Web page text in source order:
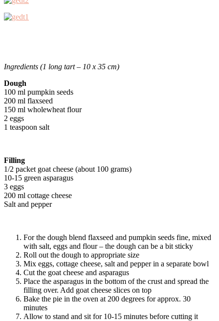
Ingredients (1 long tart – 10 x 35 cm)
Dough
100 ml pumpkin seeds
200 ml flaxseed
150 ml wholewheat flour
2 eggs
1 teaspoon salt
Filling
1/2 packet goat cheese (about 100 grams)
10-15 green asparagus
3 eggs
200 ml cottage cheese
Salt and pepper
For the dough blend flaxseed and pumpkin seeds fine, mixed
with salt, eggs and flour – the dough can be a bit sticky
Roll out the dough to appropriate size
Mix eggs, cottage cheese, salt and pepper in a separate bowl
Cut the goat cheese and asparagus
Place the asparagus in the bottom of the crust and spread the
filling over. Add goat cheese slices on top
Bake the pie in the oven at 200 degrees for approx. 30
minutes
Allow to stand and sit for 10-15 minutes before cutting it